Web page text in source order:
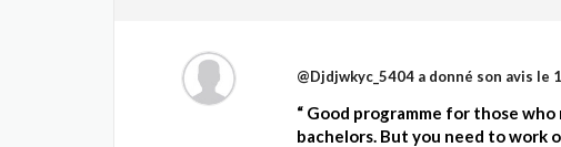
@Djdjwkyc_5404 a donné son avis le
Good programme for those
bachelors. But you need to work